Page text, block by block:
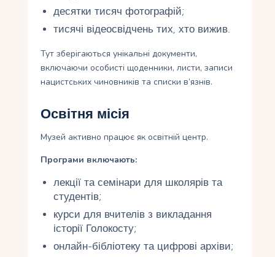
десятки тисяч фотографій;
тисячі відеосвідчень тих, хто вижив.
Тут зберігаються унікальні документи,
включаючи особисті щоденники, листи, записи
нацистських чиновників та списки в’язнів.
Освітня місія
Музей активно працює як освітній центр.
Програми включають:
лекції та семінари для школярів та
студентів;
курси для вчителів з викладання
історії Голокосту;
онлайн-бібліотеку та цифрові архіви;